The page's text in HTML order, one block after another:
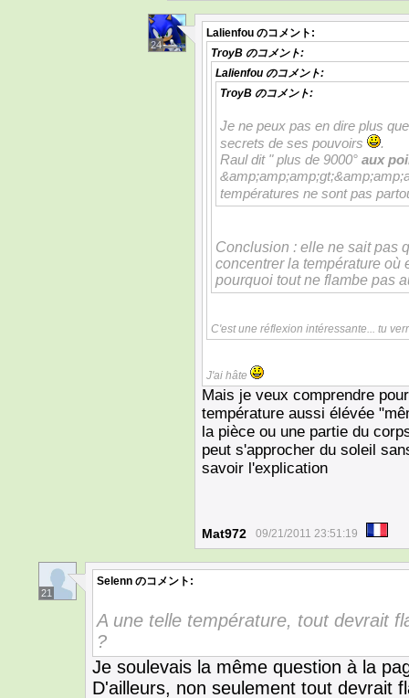
24
Lalienfou のコメント:
TroyB のコメント:
Lalienfou のコメント:
TroyB のコメント:
Je ne peux pas en dire plus
secrets de ses pouvoirs
.
Raul dit " plus de 9000° aux
températures ne sont pas
Conclusion : elle ne sait pas
concentrer la température où
pourquoi tout ne flambe pas
C'est une réflexion intéressante... tu
J'ai hâte
Mais je veux comprendre
température aussi élévée
la pièce ou une partie du
peut s'approcher du soleil
savoir l'explication
Mat972 09/21/2011 23:51:19
21
Selenn のコメント:
A une telle température, tout devrait
?
Je soulevais la même question à la
D'ailleurs, non seulement tout devrait